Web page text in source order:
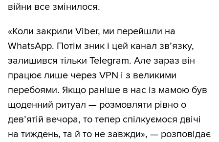
війни все змінилося.
«Коли закрили Viber, ми перейшли на
WhatsApp. Потім зник і цей канал зв’язку,
залишився тільки Telegram. Але зараз він
працює лише через VPN і з великими
перебоями. Якщо раніше в нас із мамою був
щоденний ритуал — розмовляти рівно о
дев’ятій вечора, то тепер спілкуємося двічі
на тиждень, та й то не завжди», — розповідає